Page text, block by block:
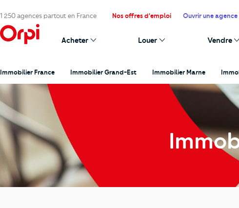
1 250 agences partout en France Nos offres d'emploi Ouvrir une
Acheter Louer Vendre
Immobilier France Immobilier Grand-Est Immobilier Marne